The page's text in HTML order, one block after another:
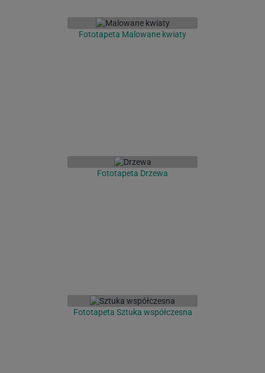
Fototapeta Malowane kwiaty
Fototapeta Drzewa
Fototapeta Sztuka współczesna